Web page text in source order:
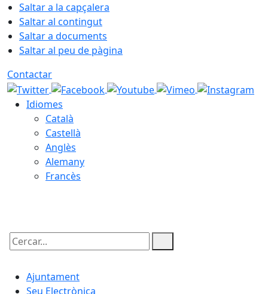
Saltar a la capçalera
Saltar al contingut
Saltar a documents
Saltar al peu de pàgina
Contactar
Idiomes
Català
Castellà
Anglès
Alemany
Francès
Cercar:
Ajuntament
Seu Electrònica